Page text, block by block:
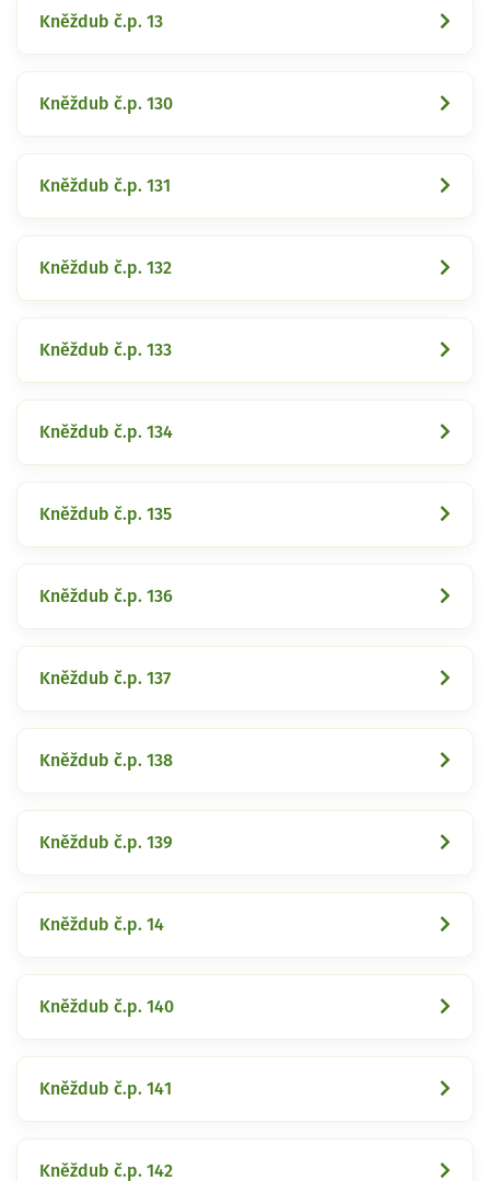
Kněždub č.p. 13
Kněždub č.p. 130
Kněždub č.p. 131
Kněždub č.p. 132
Kněždub č.p. 133
Kněždub č.p. 134
Kněždub č.p. 135
Kněždub č.p. 136
Kněždub č.p. 137
Kněždub č.p. 138
Kněždub č.p. 139
Kněždub č.p. 14
Kněždub č.p. 140
Kněždub č.p. 141
Kněždub č.p. 142